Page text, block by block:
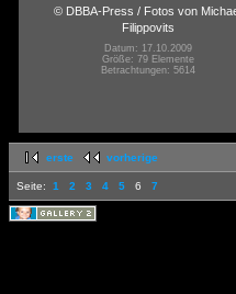
© DBBA-Press / Fotos von
Filippovits
Datum: 17.10.2009
Größe: 79 Elemente
Betrachtungen: 5614
erste vorherige
Seite: 1 2 3 4 5 6 7